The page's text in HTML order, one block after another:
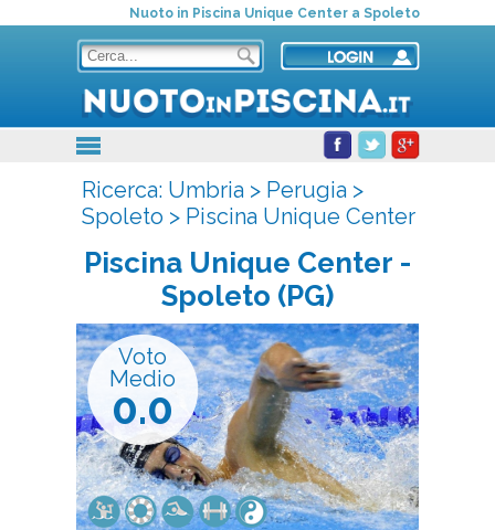
Nuoto in Piscina Unique Center a Spoleto
Ricerca: Umbria> Perugia>
Spoleto > Piscina Unique Center
Piscina Unique Center-
Spoleto (PG)
Voto
Medio
0.0